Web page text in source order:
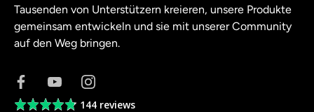
Tausenden von Unterstützern kreieren, unsere Produkte
gemeinsam entwickeln und sie mit unserer Community
auf den Weg bringen.
Average144 reviews